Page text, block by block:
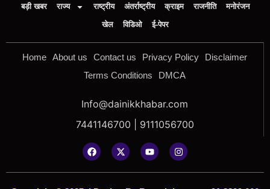
बड़ी खबर राज्य राष्ट्रीय अंतर्राष्ट्रीय क्राइम राजनीति
मनोरंजन
खेल
विडिओ ई-पेपर
Home About us Contact us Privacy Policy
Disclaimer
Terms Conditions
DMCA
Info@dainikkhabar.com
7441146700 | 9111056700